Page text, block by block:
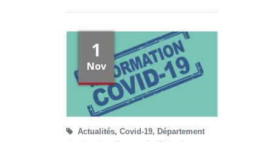
1
Nov
Actualités, Covid-19, Département